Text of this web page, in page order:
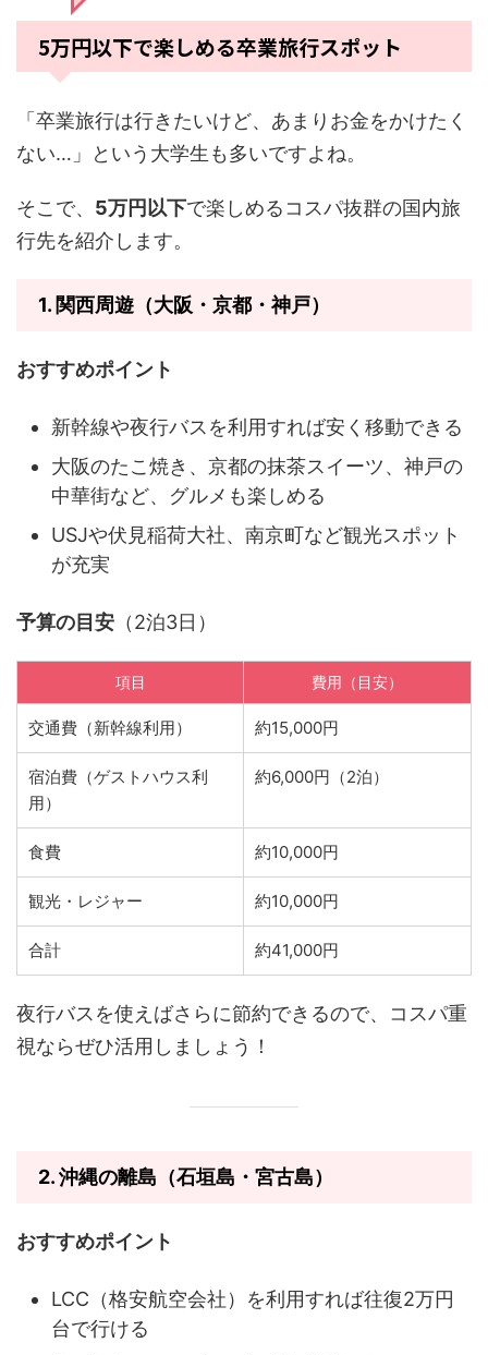
5万円以下で楽しめる卒業旅行スポット
「卒業旅行は行きたいけど、あまりお金をかけたく
ない…」という大学生も多いですよね。
そこで、 5万円以下で楽しめるコスパ抜群の国内旅
行先を紹介します。
1. 関西周遊（大阪・京都・神戸）
おすすめポイント
新幹線や夜行バスを利用すれば安く移動できる
大阪のたこ焼き、京都の抹茶スイーツ、神戸の
中華街など、グルメも楽しめる
USJや伏見稲荷大社、南京町など観光スポット
が充実
予算の目安 （2泊3日）
項目 費用（目安）
交通費（新幹線利用） 約15,000円
宿泊費（ゲストハウス利
用）
約6,000円（2泊）
食費 約10,000円
観光・レジャー 約10,000円
合計 約41,000円
夜行バスを使えばさらに節約できるので、コスパ重
視ならぜひ活用しましょう！
2.沖縄の離島（石垣島・宮古島）
おすすめポイント
LCC（格安航空会社）を利用すれば往復2万円
台で行ける